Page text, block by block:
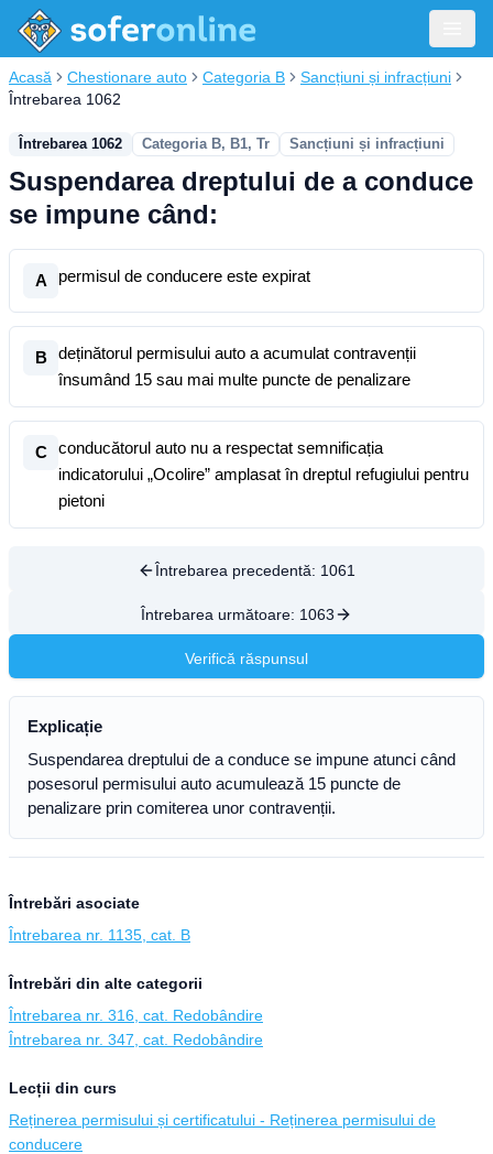
Acasă Chestionare auto Categoria B
Sancțiuni și infracțiuni
Întrebarea 1062
Întrebarea 1062 Categoria B, B1, Tr Sancțiuni și infracțiuni
Suspendarea dreptului de a conduce
se impune când:
A permisul de conducere este expirat
B
deținătorul permisului auto a acumulat contravenții
însumând 15 sau mai multe puncte de penalizare
C
conducătorul auto nu a respectat semnificația
indicatorului „Ocolire” amplasat în dreptul refugiului pentru
pietoni
Întrebarea precedentă: 1061
Întrebarea următoare: 1063
Verifică răspunsul
Explicație
Suspendarea dreptului de a conduce se impune atunci când
posesorul permisului auto acumulează 15 puncte de
penalizare prin comiterea unor contravenții.
Întrebări asociate
Întrebarea nr. 1135, cat. B
Întrebări din alte categorii
Întrebarea nr. 316, cat. Redobândire
Întrebarea nr. 347, cat. Redobândire
Lecții din curs
Reținerea permisului și certificatului - Reținerea permisului de
conducere